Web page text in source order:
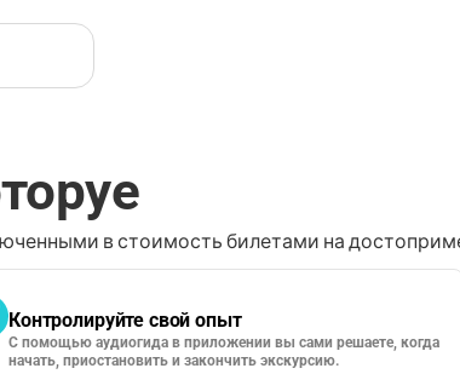
в стоимость билетами на
Контролируйте свой опыт
С помощью аудиогида в приложении вы сами решаете, когда
начать, приостановить и закончить экскурсию.